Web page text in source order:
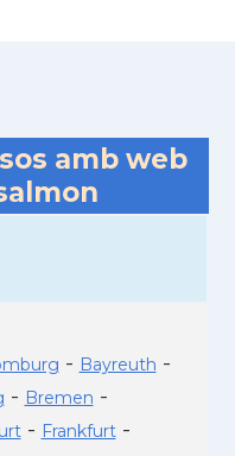
amb web
- Bayreuth -
- Bremen -
- Frankfurt-